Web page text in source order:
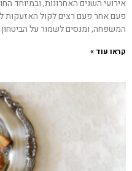
אירועי השנים האחרונות, ובמיוחד
פעם אחר פעם רצים לקול האזעקות
המשפחה, ומנסים לשמור על הביטחון
קראו עוד »